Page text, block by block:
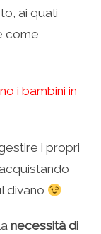
ai quali
come
i bambini in
i propri
divano
necessità di